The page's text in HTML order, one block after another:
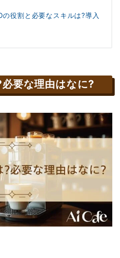
の役割と必要なスキルは?導入
要な理由はなに?